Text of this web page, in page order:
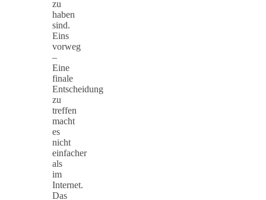
zu
haben
sind.
Eins
vorweg
–
Eine
finale
Entscheidung
zu
treffen
macht
es
nicht
einfacher
als
im
Internet.
Das